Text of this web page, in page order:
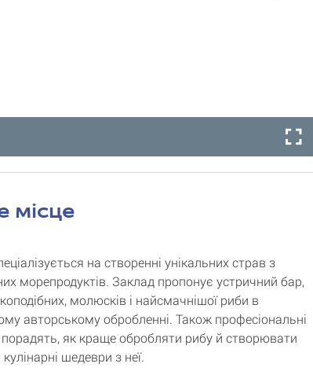
місце
на створенні унікальних страв з
морепродуктів. Заклад пропонує устричний бар,
молюсків і найсмачнішої риби в
авторському обробленні. Також професіональні
як краще обробляти рибу й створювати
кулінарні шедеври з неї.